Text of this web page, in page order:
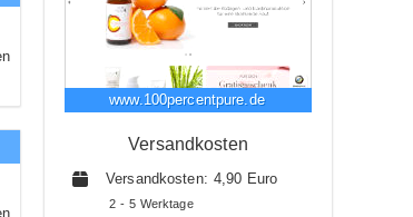
www.100percentpure.de
Versandkosten
Versandkosten: 4,90 Euro
2 - 5 Werktage